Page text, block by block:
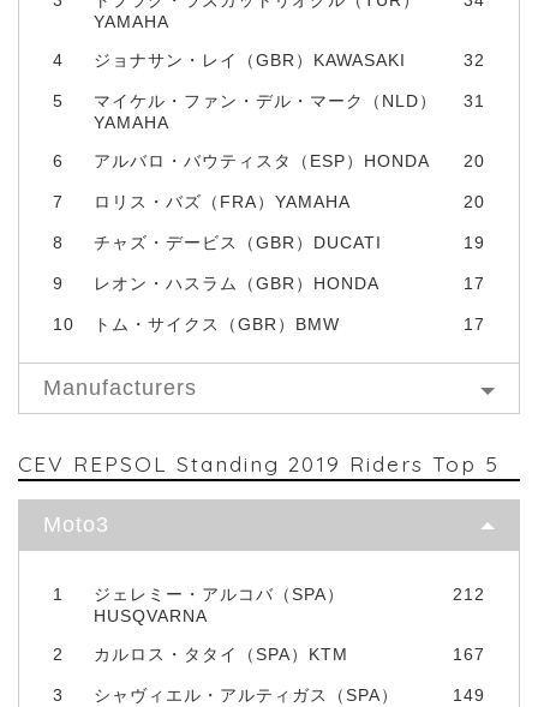
YAMAHA
4 ジョナサン・レイ（GBR）KAWASAKI 32
5
マイケル・ファン・デル・マーク（NLD）
YAMAHA
31
6 アルバロ・バウティスタ（ESP）HONDA 20
7 ロリス・バズ（FRA）YAMAHA 20
8 チャズ・デービス（GBR）DUCATI 19
9 レオン・ハスラム（GBR）HONDA 17
10 トム・サイクス（GBR）BMW 17
Manufacturers
CEV REPSOL Standing 2019 Riders Top 5
Moto3
1
ジェレミー・アルコバ（SPA）
HUSQVARNA
212
2 カルロス・タタイ（SPA）KTM 167
3
シャヴィエル・アルティガス（SPA）
149